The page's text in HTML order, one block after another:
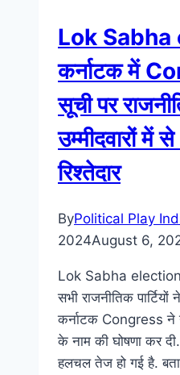
Lok
कर्नाटक में
सूची पर
उम्मीदवारों में
रिश्तेदार
ByPolitical Play
2024August 6,
Lok Sabha election
सभी राजनीतिक
कर्नाटक Congress ने
के नाम की घोषणा कर दी.
हलचल तेज हो गई है.